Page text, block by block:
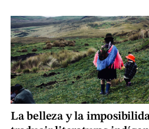
La belleza y la